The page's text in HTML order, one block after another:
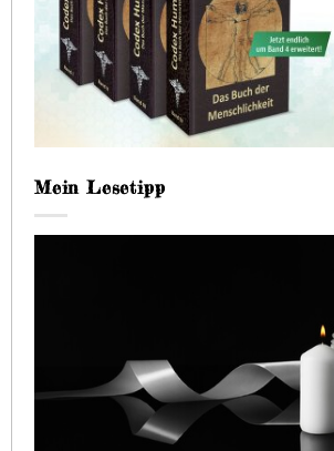
Mein Lesetipp